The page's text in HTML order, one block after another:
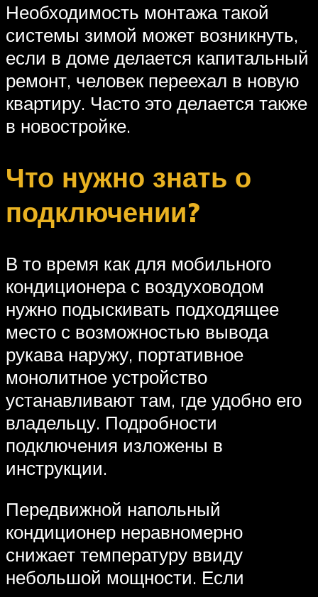
Необходимость монтажа такой
системы зимой может возникнуть,
если в доме делается капитальный
ремонт, человек переехал в новую
квартиру. Часто это делается также
в новостройке.
Что нужно знать о
подключении?
В то время как для мобильного
кондиционера с воздуховодом
нужно подыскивать подходящее
место с возможностью вывода
рукава наружу‚ портативное
монолитное устройство
устанавливают там‚ где удобно его
владельцу. Подробности
подключения изложены в
инструкции.
Передвижной напольный
кондиционер неравномерно
снижает температуру ввиду
небольшой мощности. Если